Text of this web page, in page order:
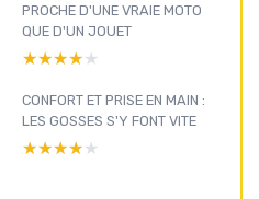
PROCHE D'UNE VRAIE MOTO
QUE D'UN JOUET
★★★★★
★★★★★
CONFORT ET PRISE EN MAIN :
LES GOSSES S'Y FONT VITE
★★★★★
★★★★★